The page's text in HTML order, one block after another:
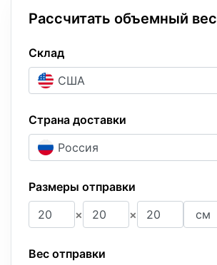
Рассчитать объемный вес
Склад
США
Страна доставки
Россия
Размеры отправки
Длина
×
Ширина
×
Высота
Размеры отправки
Вес отправки